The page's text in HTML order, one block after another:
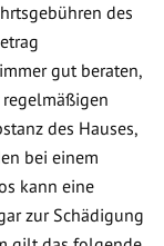
des
gut beraten,
regelmäßigen
des Hauses,
bei einem
kann eine
zur Schädigung